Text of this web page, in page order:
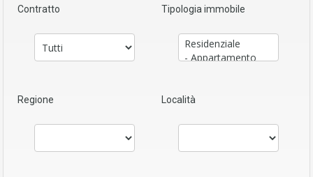
Contratto Tipologia immobile
Regione Località